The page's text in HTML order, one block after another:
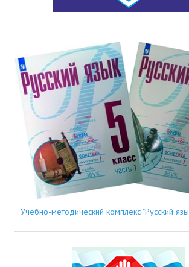
Учебно-методический комплекс "Русский